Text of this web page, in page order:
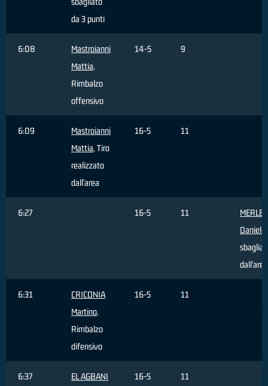
da 3 punti
6:08
Mastroianni
Mattia,
Rimbalzo
offensivo
14-5 9
6:09
Mastroianni
Mattia, Tiro
realizzato
dall'area
16-5 11
6:27 16-5 11
Daniele
dall'area
6:31
CRICONIA
Martino,
Rimbalzo
difensivo
16-5 11
6:37
EL AGBANI
16-5 11